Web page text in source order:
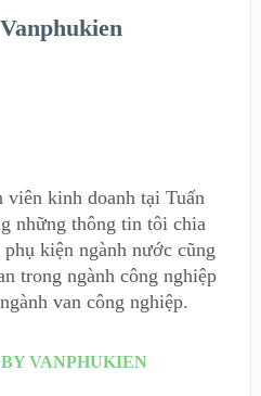
Vanphukien
kinh doanh tại Tuấn
những thông tin tôi chia
kiện ngành nước cũng
trong ngành công nghiệp
van công nghiệp.
VANPHUKIEN